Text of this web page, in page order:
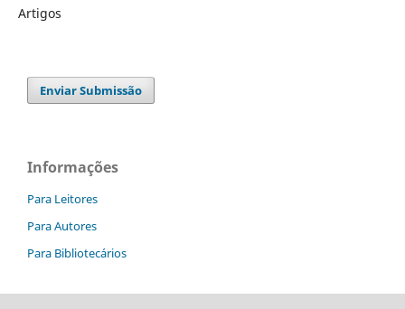
Artigos
Enviar Submissão
Informações
Para Leitores
Para Autores
Para Bibliotecários